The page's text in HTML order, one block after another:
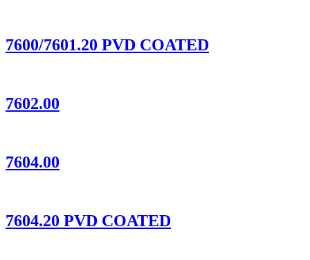
7600/7601.20 PVD COATED
7602.00
7604.00
7604.20 PVD COATED